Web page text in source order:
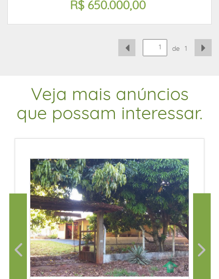
R$ 650.000,00
de 1
Veja mais anúncios
que possam interessar.